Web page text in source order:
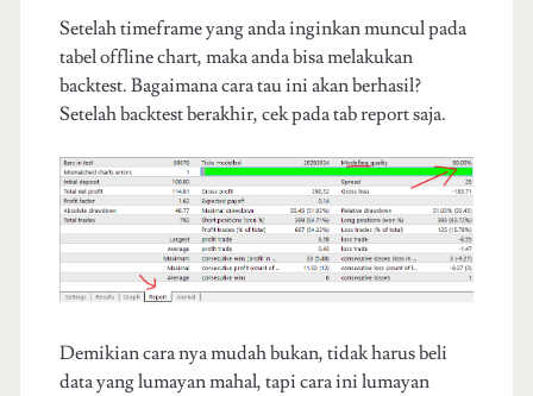
Setelah timeframe yang anda inginkan muncul pada
tabel offline chart, maka anda bisa melakukan
backtest. Bagaimana cara tau ini akan berhasil?
Setelah backtest berakhir, cek pada tab report saja.
Demikian cara nya mudah bukan, tidak harus beli
data yang lumayan mahal, tapi cara ini lumayan